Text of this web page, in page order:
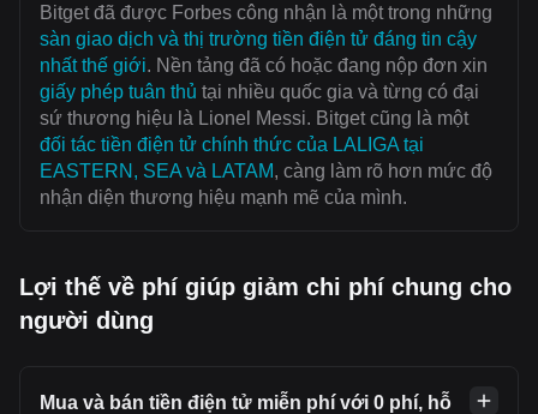
Bitget đã được Forbes công nhận là một trong những
sàn giao dịch và thị trường tiền điện tử đáng tin cậy
nhất thế giới. Nền tảng đã có hoặc đang nộp đơn xin
giấy phép tuân thủ tại nhiều quốc gia và từng có đại
sứ thương hiệu là Lionel Messi. Bitget cũng là một
đối tác tiền điện tử chính thức của LALIGA tại
EASTERN, SEA và LATAM, càng làm rõ hơn mức độ
nhận diện thương hiệu mạnh mẽ của mình.
Lợi thế về phí giúp giảm chi phí chung cho
người dùng
Mua và bán tiền điện tử miễn phí với 0 phí, hỗ